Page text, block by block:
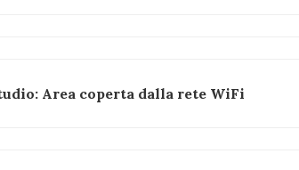
Area coperta dalla rete WiFi